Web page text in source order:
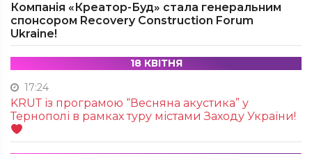
Компанія «Креатор-Буд» стала генеральним
спонсором Recovery Construction Forum
Ukraine!
18 КВІТНЯ
17:24
KRUТ із програмою “Весняна акустика” у
Тернополі в рамках туру містами Заходу України!